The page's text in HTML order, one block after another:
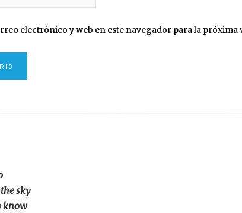
electrónico y web en este navegador para la próxima
sky
know